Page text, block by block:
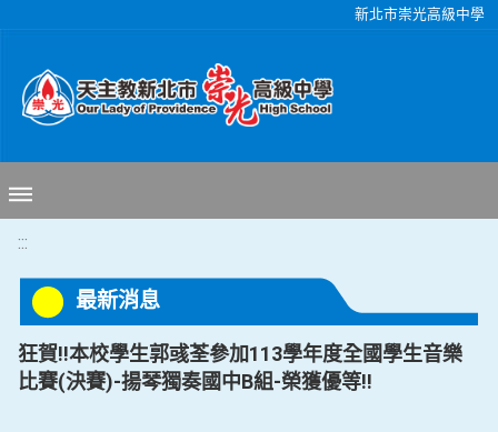
新北市崇光高級中學
:::
最新消息
狂賀!!本校學生郭彧荃參加113學年度全國學生音樂
比賽(決賽)-揚琴獨奏國中B組-榮獲優等!!